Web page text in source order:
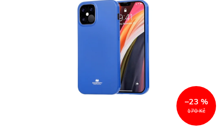
170 Kč
–23 %